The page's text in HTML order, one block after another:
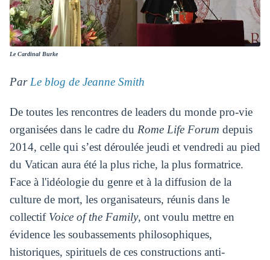
Le Cardinal Burke
ParLe blog de Jeanne Smith
De toutes les rencontres de leaders du monde pro-vie
organisées dans le cadre du Rome Life Forum depuis
2014, celle qui s’est déroulée jeudi et vendredi au pied
du Vatican aura été la plus riche, la plus formatrice.
Face à l'idéologie du genre et à la diffusion de la
culture de mort, les organisateurs, réunis dans le
collectif Voice of the Family, ont voulu mettre en
évidence les soubassements philosophiques,
historiques, spirituels de ces constructions anti-